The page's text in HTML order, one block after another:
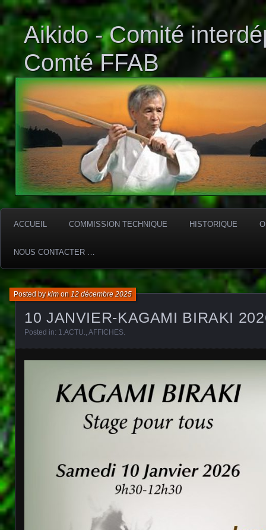
Aikido - Comité
Comté FFAB
ACCUEIL COMMISSION TECHNIQUE HISTORIQUE
NOUS CONTACTER …
10 JANVIER-KAGAMI BIRAKI
Posted bykimon12 décembre 2025
Posted in: 1.ACTU., AFFICHES.